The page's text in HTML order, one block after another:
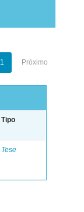
1 Próximo
Tipo
Tese